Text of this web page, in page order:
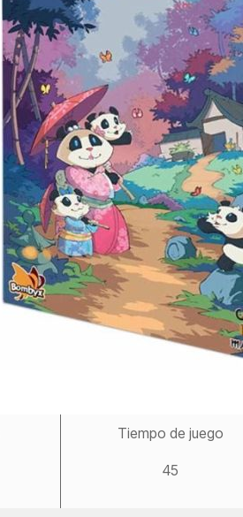
Tiempo de juego
45